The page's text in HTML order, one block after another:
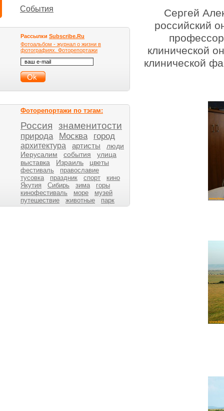
События
Рассылки Subscribe.Ru
Фотоальбом - журнал о жизни в
фотографиях. Фоторепортажи
Фоторепортажи по тэгам:
Россия знаменитости
природа Москва город
архитектура артисты
люди
Иерусалим
события
улица
выставка
Израиль цветы
фестиваль
православие
тусовка
праздник спорт
кино
Якутия
Сибирь зима
горы
кинофестиваль
море
музей
путешествие
животные парк
Сергей
российский
клинической
клинической